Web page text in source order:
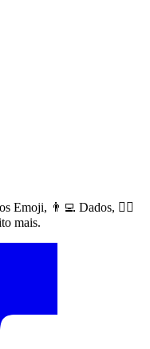
Emoji, 👨‍💻 Dados, 🙅‍♀️
mais.